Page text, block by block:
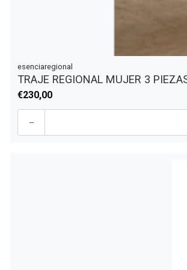
esenciaregional
TRAJE REGIONAL MUJER 3
€230,00
-